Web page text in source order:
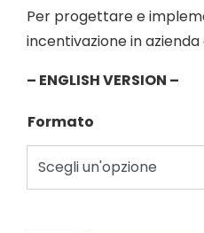
Per progettare e
incentivazione in
– ENGLISH VERSION –
Formato